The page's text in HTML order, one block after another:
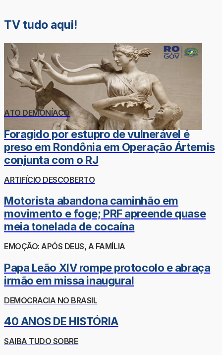
TV tudo aqui!
ATO DEMONÍACO
Foragido por estupro de vulnerável é
preso em Rondônia em Operação Ártemis
conjunta com o RJ
ARTIFÍCIO DESCOBERTO
Motorista abandona caminhão em
movimento e foge; PRF apreende quase
meia tonelada de cocaína
EMOÇÃO: APÓS DEUS, A FAMÍLIA
Papa Leão XIV rompe protocolo e abraça
irmão em missa inaugural
DEMOCRACIA NO BRASIL
40 ANOS DE HISTÓRIA
SAIBA TUDO SOBRE